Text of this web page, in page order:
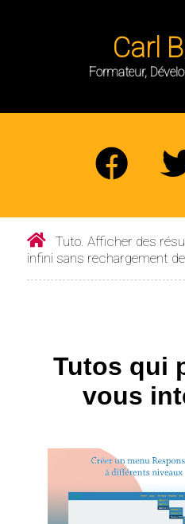
Carl
Formateur,
Tuto. Afficher des
infini sans rechargement
Tutos qui
vous